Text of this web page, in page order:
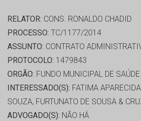
RELATOR: CONS. RONALDO CHADID
PROCESSO: TC/1177/2014
ASSUNTO: CONTRATO
PROTOCOLO: 1479843
ORGÃO: FUNDO MUNICIPAL DE
INTERESSADO(S): FATIMA
SOUZA, FURTUNATO DE SOUSA &
ADVOGADO(S): NÃO HÁ